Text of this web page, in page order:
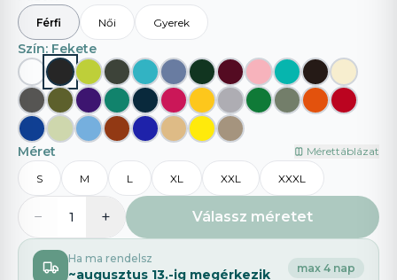
Férfi Női Gyerek
Szín: Fekete
Méret Mérettáblázat
S M L XL XXL XXXL
− 1 + Válassz méretet
Ha ma rendelsz
~augusztus 13.-ig megérkezik max 4 nap